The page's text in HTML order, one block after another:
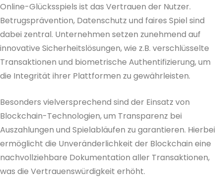
Online-Glücksspiels ist das Vertrauen der Nutzer.
Betrugsprävention, Datenschutz und faires Spiel sind
dabei zentral. Unternehmen setzen zunehmend auf
innovative Sicherheitslösungen, wie z.B. verschlüsselte
Transaktionen und biometrische Authentifizierung, um
die Integrität ihrer Plattformen zu gewährleisten.
Besonders vielversprechend sind der Einsatz von
Blockchain-Technologien, um Transparenz bei
Auszahlungen und Spielabläufen zu garantieren. Hierbei
ermöglicht die Unveränderlichkeit der Blockchain eine
nachvollziehbare Dokumentation aller Transaktionen,
was die Vertrauenswürdigkeit erhöht.